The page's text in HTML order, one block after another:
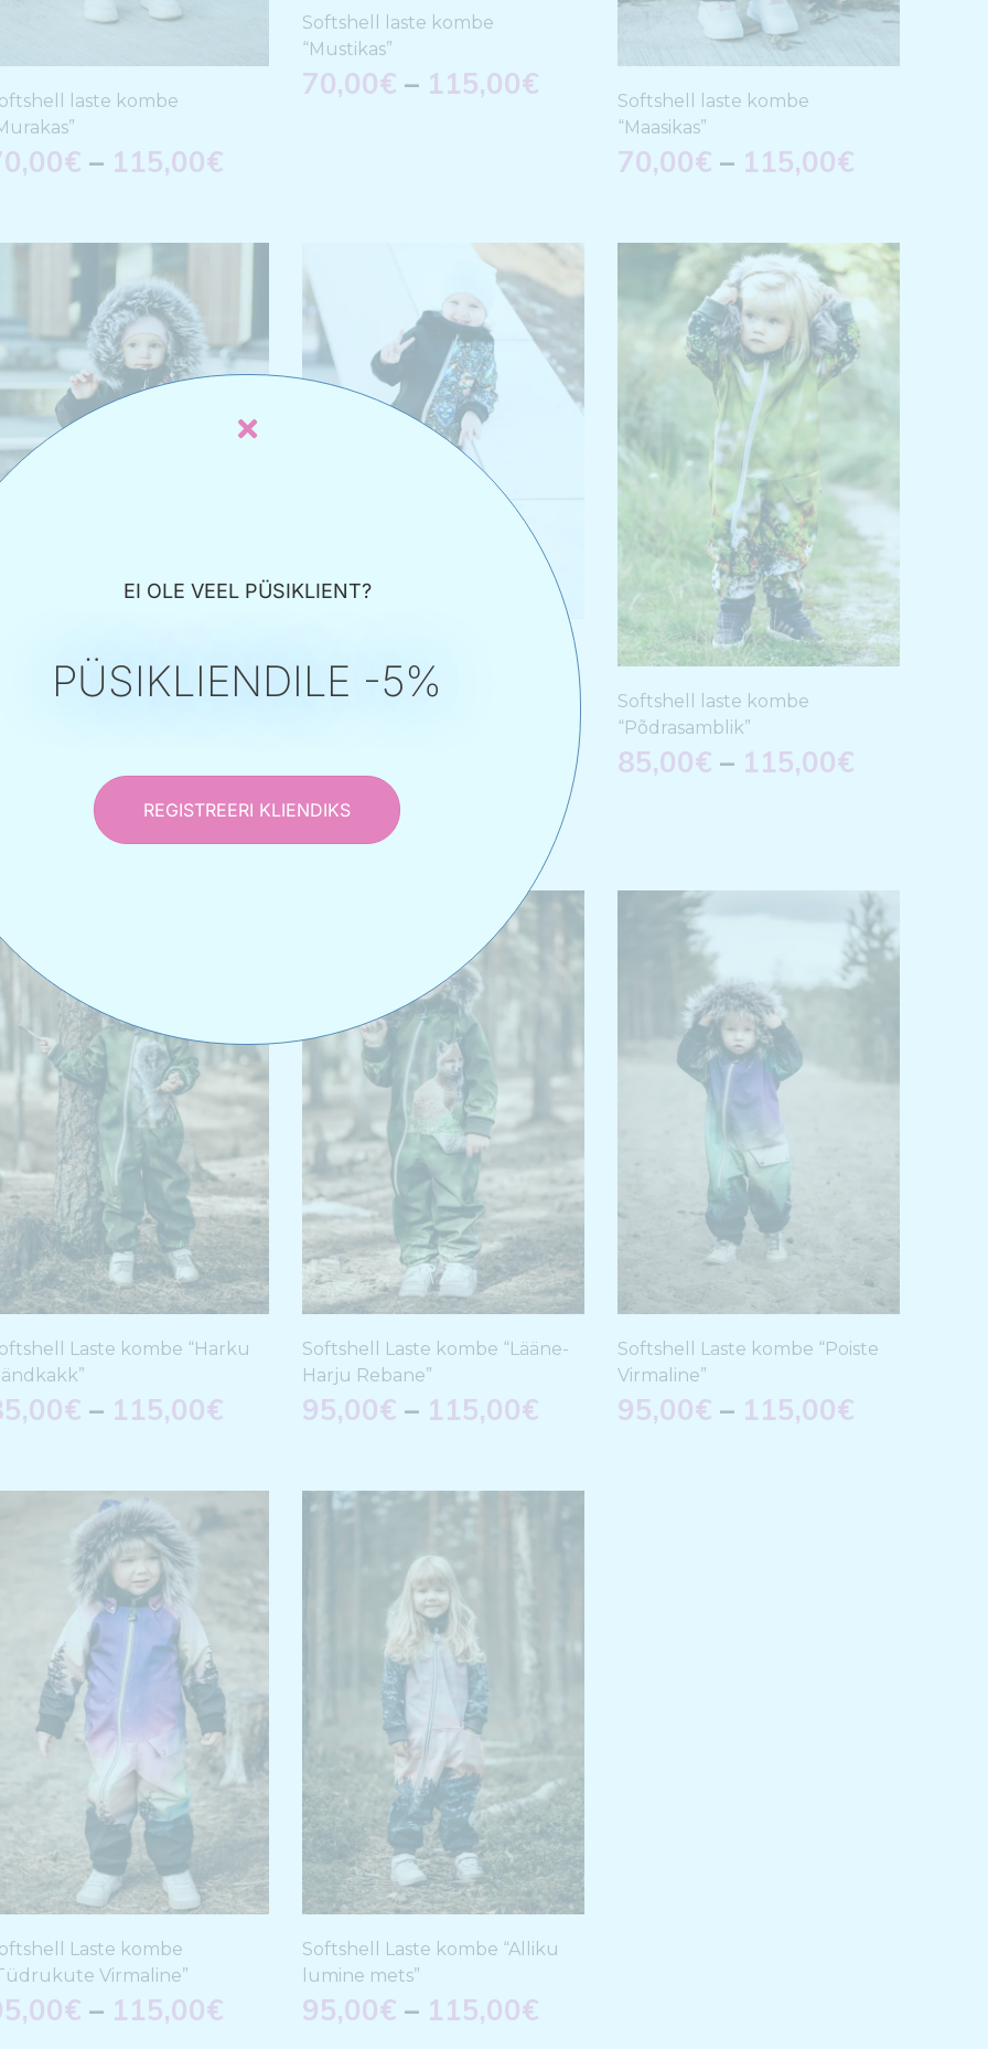
laste kombe
€ – 115,00€
Softshell laste kombe
“Mustikas”
70,00€ – 115,00€
Softshell laste kombe
“Maasikas”
70,00€ – 115,00€
– 115,00€
Art 1”
Softshell laste kombe
“Põdrasamblik”
85,00€ – 115,00€
Laste kombe “Harku
€ – 115,00€
Softshell Laste kombe “Lääne-
Harju Rebane”
95,00€ – 115,00€
Softshell Laste kombe “Poiste
Virmaline”
95,00€ – 115,00€
Laste kombe
Virmaline”
€ – 115,00€
Softshell Laste kombe “Alliku
lumine mets”
95,00€ – 115,00€
EI OLE VEEL PÜSIKLIENT?
PÜSIKLIENDILE -5%
REGISTREERI KLIENDIKS